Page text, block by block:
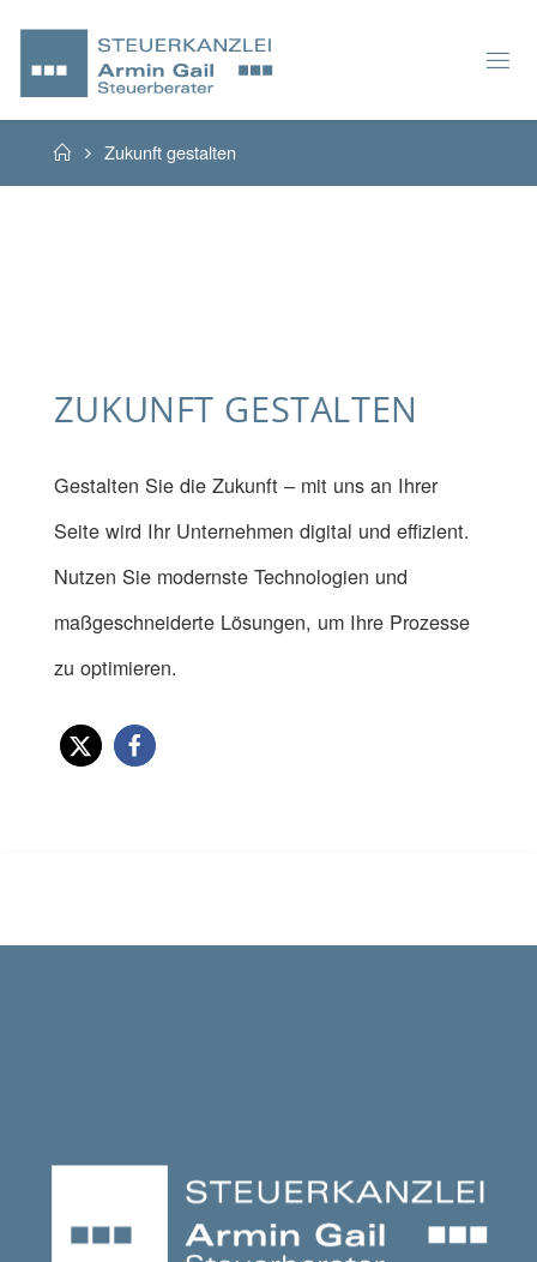
HomeZukunft gestalten
ZUKUNFT GESTALTEN
Gestalten Sie die Zukunft – mit uns an Ihrer
Seite wird Ihr Unternehmen digital und effizient.
Nutzen Sie modernste Technologien und
maßgeschneiderte Lösungen, um Ihre Prozesse
zu optimieren.